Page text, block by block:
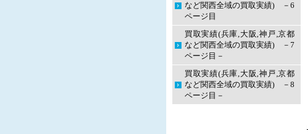
など関西全域の買取実績) －6
ページ目
買取実績(兵庫,大阪,神戸,京都
など関西全域の買取実績) －7
ページ目－
買取実績(兵庫,大阪,神戸,京都
など関西全域の買取実績) －8
ページ目－